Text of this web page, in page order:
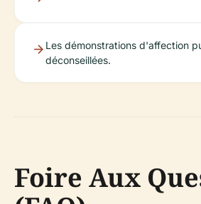
Les démonstrations d'affection
déconseillées.
Foire Aux